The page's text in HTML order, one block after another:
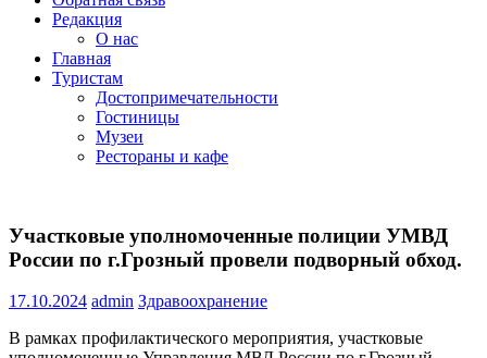
Редакция
О нас
Главная
Туристам
Достопримечательности
Гостиницы
Музеи
Рестораны и кафе
Участковые уполномоченные полиции УМВД
России по г.Грозный провели подворный обход.
17.10.2024 admin Здравоохранение
В рамках профилактического мероприятия, участковые